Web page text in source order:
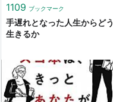
1109 ブックマーク
手遅れとなった人生からどう
生きるか